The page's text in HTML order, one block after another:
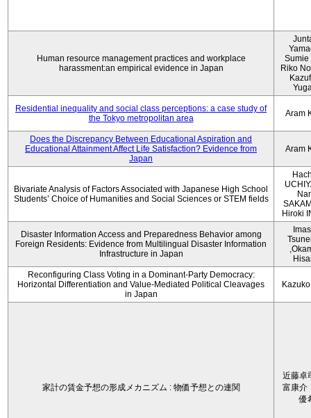
Human resource management practices and workplace
harassment:an empirical evidence in Japan
Sumie
Riko
Residential inequality and social class perceptions: a case study of
the Tokyo metropolitan area
Aram
Does the Discrepancy Between Educational Aspiration and
Educational Attainment Affect Life Satisfaction? Evidence from
Japan
Aram
Bivariate Analysis of Factors Associated with Japanese High School
Students’ Choice of Humanities and Social Sciences or STEM fields
Hiroki
Disaster Information Access and Preparedness Behavior among
Foreign Residents: Evidence from Multilingual Disaster Information
Infrastructure in Japan
Reconfiguring Class Voting in a Dominant-Party Democracy:
Horizontal Differentiation and Value-Mediated Political Cleavages
in Japan
家計の賃金予想の形成メカニズム : 物価予想との連関
近藤卓
富康介
優